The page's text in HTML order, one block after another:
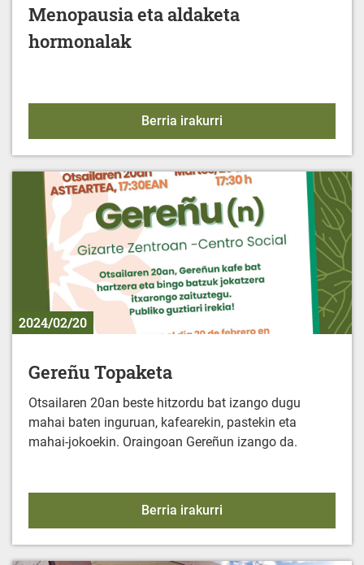
Menopausia eta aldaketa
hormonalak
Berria irakurri
2024/02/20
Gereñu Topaketa
Otsailaren 20an beste hitzordu bat izango dugu
mahai baten inguruan, kafearekin, pastekin eta
mahai-jokoekin. Oraingoan Gereñun izango da.
Berria irakurri